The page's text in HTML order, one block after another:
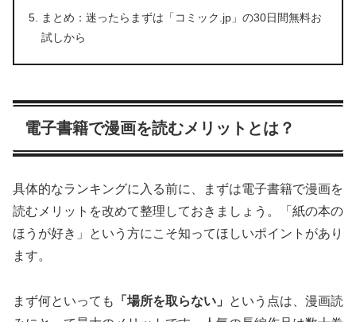
まとめ：迷ったらまずは「コミック.jp」の30日間無料お
試しから
電子書籍で漫画を読むメリットとは？
具体的なランキングに入る前に、まずは電子書籍で漫画を
読むメリットを改めて整理しておきましょう。「紙の本の
ほうが好き」という方にこそ知ってほしいポイントがあり
ます。
まず何といっても 「場所を取らない」
という点は、漫画読